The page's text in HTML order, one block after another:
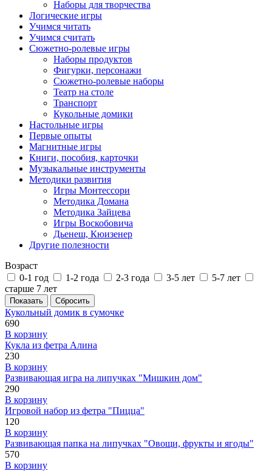
Наборы для творчества
Логические игры
Учимся читать
Учимся считать
Сюжетно-ролевые игры
Наборы продуктов
Фигурки, персонажи
Сюжетно-ролевые наборы
Театр на столе
Транспорт
Кукольные домики
Настольные игры
Первые опыты
Магнитные игры
Книги, пособия, карточки
Музыкальные инструменты
Методики развития
Игры Монтессори
Методика Домана
Методика Зайцева
Игры Воскобовича
Дьенеш, Кюизенер
Другие полезности
Возраст
0-1 год
1-2 года 2-3 года 3-5 лет
5-7 лет
старше 7 лет
Кукольный домик в сумочке
690
В корзину
Кукла из фетра Алина
230
В корзину
Развивающая игра на липучках "Мишкин дом"
290
В корзину
Игровой набор из фетра "Пицца"
120
В корзину
Развивающая папка на липучках "Овощи, фрукты и ягоды"
570
В корзину